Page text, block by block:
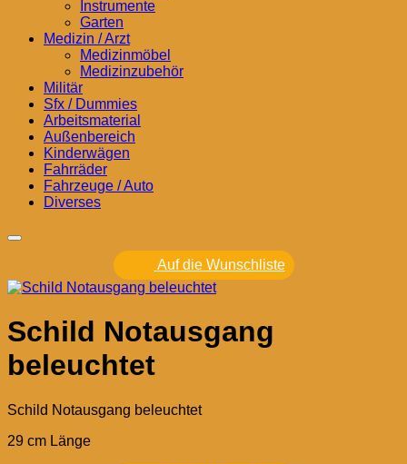
Instrumente
Garten
Medizin / Arzt
Medizinmöbel
Medizinzubehör
Militär
Sfx / Dummies
Arbeitsmaterial
Außenbereich
Kinderwägen
Fahrräder
Fahrzeuge / Auto
Diverses
Auf die Wunschliste
Schild Notausgang
beleuchtet
Schild Notausgang beleuchtet
29 cm Länge